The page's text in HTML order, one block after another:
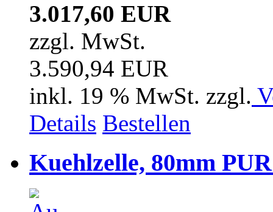
3.017,60 EUR
zzgl. MwSt.
3.590,94 EUR
inkl. 19 % MwSt. zzgl.
Details Bestellen
Kuehlzelle, 80mm